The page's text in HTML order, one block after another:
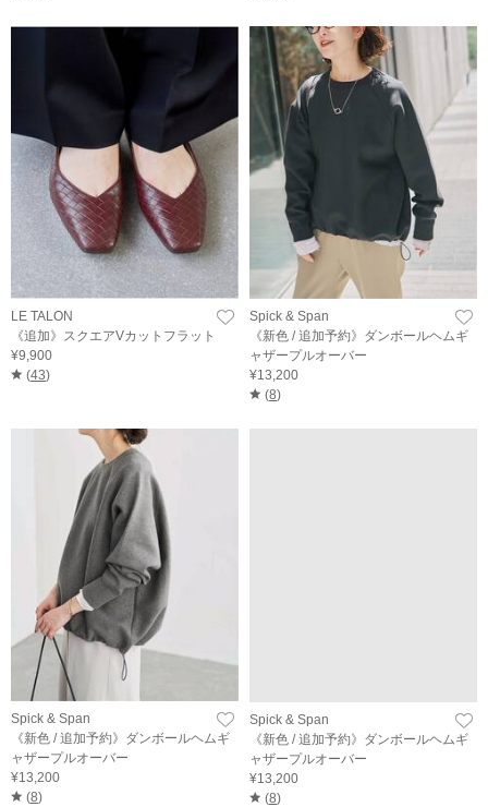
LE TALON
《追加》スクエアVカットフラット
¥9,900
(43)
Spick & Span
《新色 / 追加予約》ダンボールヘムギ
ャザープルオーバー
¥13,200
(8)
Spick & Span
《新色 / 追加予約》ダンボールヘムギ
ャザープルオーバー
¥13,200
(8)
Spick & Span
《新色 / 追加予約》ダンボールヘムギ
ャザープルオーバー
¥13,200
(8)